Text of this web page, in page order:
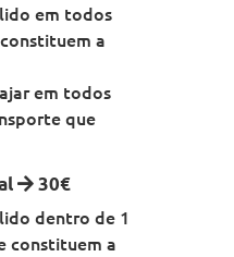
em todos
a
em todos
que
30€
dentro de 1
constituem a